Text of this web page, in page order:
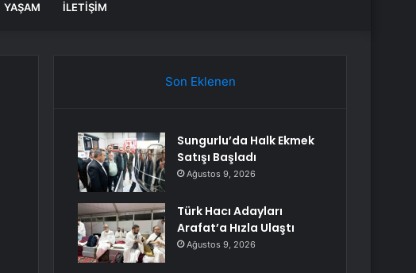
YAŞAM İLETIŞIM
Son Eklenen
Sungurlu’da Halk Ekmek
Satışı Başladı
Ağustos 9, 2026
Türk Hacı Adayları
Arafat’a Hızla Ulaştı
Ağustos 9, 2026